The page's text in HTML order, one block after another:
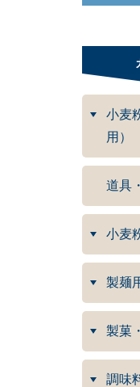
小麦
用）
道具
小麦
製麺
製菓
調味